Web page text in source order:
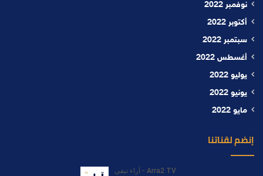
نوفمبر 2022
أكتوبر 2022
سبتمبر 2022
أغسطس 2022
يوليو 2022
يونيو 2022
مايو 2022
إنضم لقناتنا